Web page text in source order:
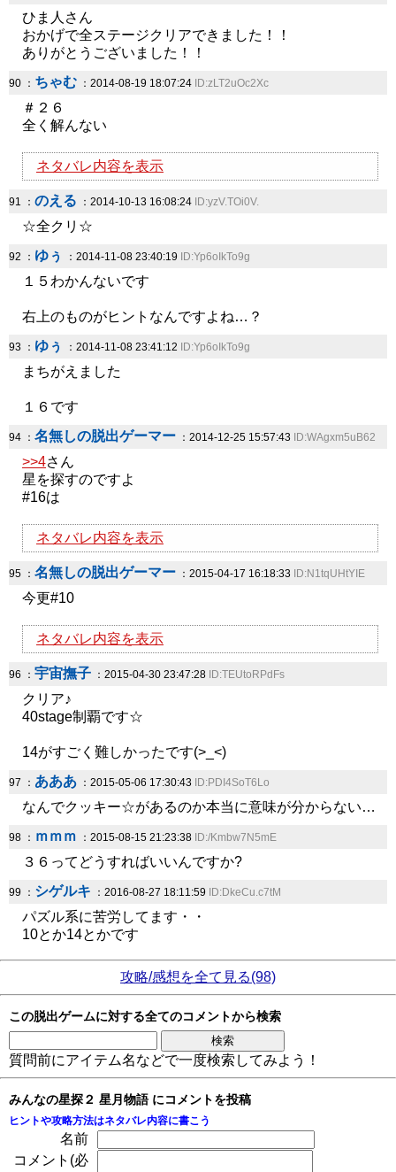
ひま人さん
おかげで全ステージクリアできました！！
ありがとうございました！！
90 ： ちゃむ ：2014-08-19 18:07:24 ID:zLT2uOc2Xc
＃２６
全く解んない
ネタバレ内容を表示
91 ： のえる ：2014-10-13 16:08:24 ID:yzV.TOi0V.
☆全クリ☆
92 ： ゆぅ ：2014-11-08 23:40:19 ID:Yp6oIkTo9g
１５わかんないです
右上のものがヒントなんですよね…？
93 ： ゆぅ ：2014-11-08 23:41:12 ID:Yp6oIkTo9g
まちがえました
１６です
94 ： 名無しの脱出ゲーマー ：2014-12-25 15:57:43 ID:WAgxm5uB62
>>4さん
星を探すのですよ
#16は
ネタバレ内容を表示
95 ： 名無しの脱出ゲーマー ：2015-04-17 16:18:33 ID:N1tqUHtYIE
今更#10
ネタバレ内容を表示
96 ： 宇宙撫子 ：2015-04-30 23:47:28 ID:TEUtoRPdFs
クリア♪
40stage制覇です☆
14がすごく難しかったです(>_<)
97 ： あああ ：2015-05-06 17:30:43 ID:PDI4SoT6Lo
なんでクッキー☆があるのか本当に意味が分からない…
98 ： ｍｍｍ ：2015-08-15 21:23:38 ID:/Kmbw7N5mE
３６ってどうすればいいんですか?
99 ： シゲルキ ：2016-08-27 18:11:59 ID:DkeCu.c7tM
パズル系に苦労してます・・
10とか14とかです
攻略/感想を全て見る(98)
この脱出ゲームに対する全てのコメントから検索
質問前にアイテム名などで一度検索してみよう！
みんなの星探２ 星月物語 にコメントを投稿
ヒントや攻略方法はネタバレ内容に書こう
名前
コメント(必